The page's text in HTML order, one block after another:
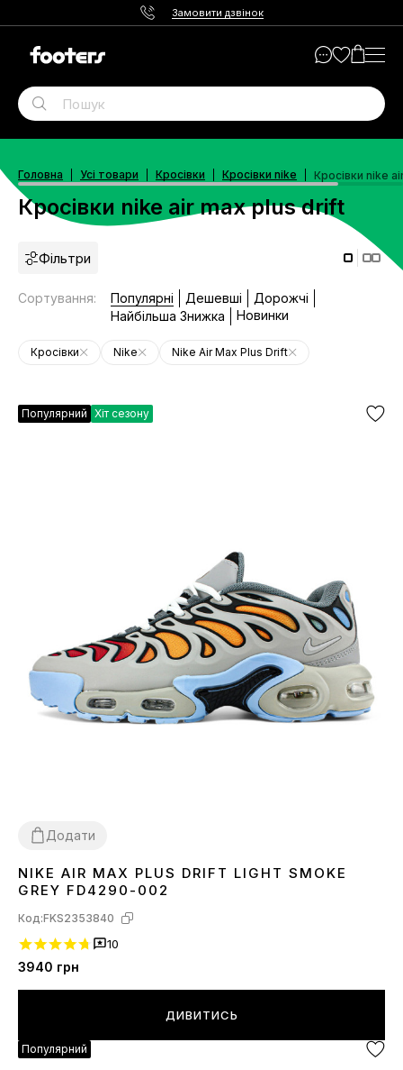
Замовити дзвінок
Головна Усі товари Кросівки Кросівки nike Кросівки nike
Кросівки nike air max plus drift
Фільтри
Сортування: Популярні Дешевші
Дорожчі
Найбільша Знижка
Новинки
Кросівки Nike Nike Air Max Plus Drift
Популярний Хіт сезону
Додати
4142 4344 45
NIKE AIR MAX PLUS DRIFT LIGHT SMOKE
GREY FD4290-002
Код:FKS2353840
10
3940 грн
ДИВИТИСЬ
Популярний